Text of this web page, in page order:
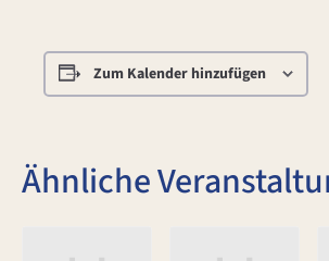
Zum Kalender hinzufügen
Ähnliche